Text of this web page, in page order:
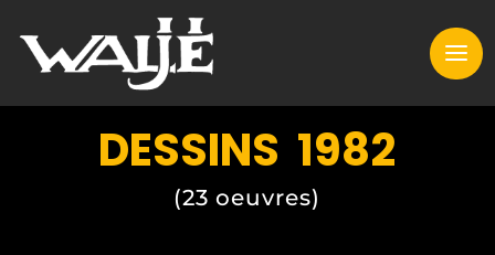
DESSINS 1982
(23 oeuvres)